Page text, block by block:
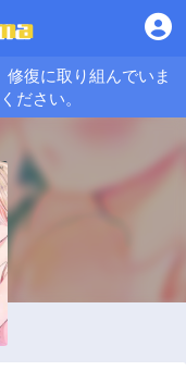
復に取り組んでいま
ださい。